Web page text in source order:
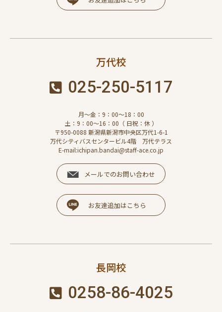
万代校
025-250-5117
月～金：9：00～18：00
土：9：00～16：00（ 日祝：休 ）
〒950-0088 新潟県新潟市中央区万代1-6-1
万代シティバスセンタービル4階 万代テラス
E-mail:ichipan.bandai@staff-ace.co.jp
メールでのお問い合わせ
お友達追加はこちら
長岡校
0258-86-4025